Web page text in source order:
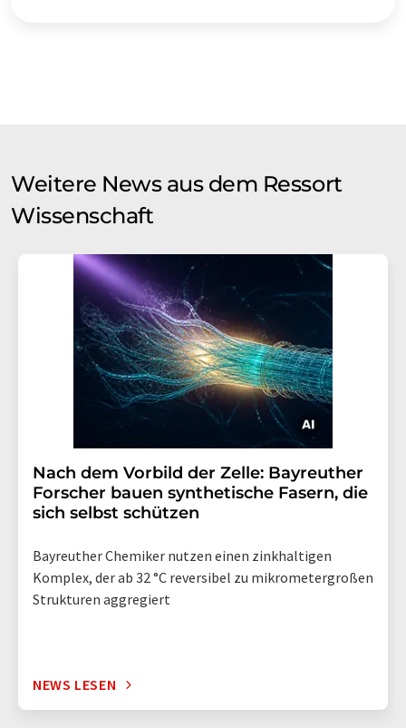
Weitere News aus dem Ressort
Wissenschaft
Nach dem Vorbild der Zelle: Bayreuther
Forscher bauen synthetische Fasern, die
sich selbst schützen
Bayreuther Chemiker nutzen einen zinkhaltigen
Komplex, der ab 32 °C reversibel zu mikrometergroßen
Strukturen aggregiert
NEWS LESEN